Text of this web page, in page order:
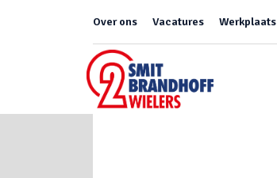
Over ons Vacatures Werkplaats